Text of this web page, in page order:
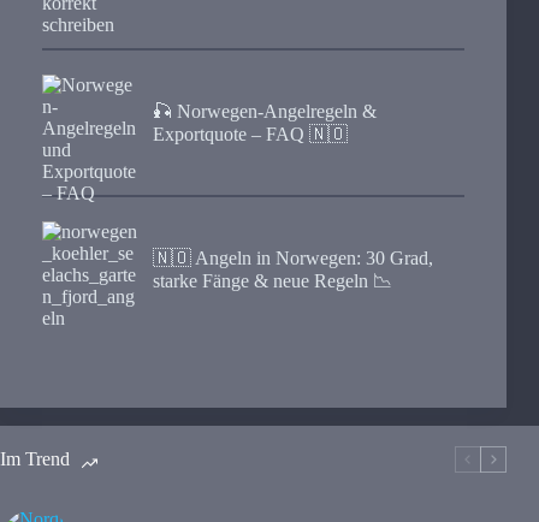
🎣 Norwegen-Angelregeln &
Exportquote – FAQ 🇳🇴
🇳🇴 Angeln in Norwegen: 30 Grad,
starke Fänge & neue Regeln 📉
Im Trend